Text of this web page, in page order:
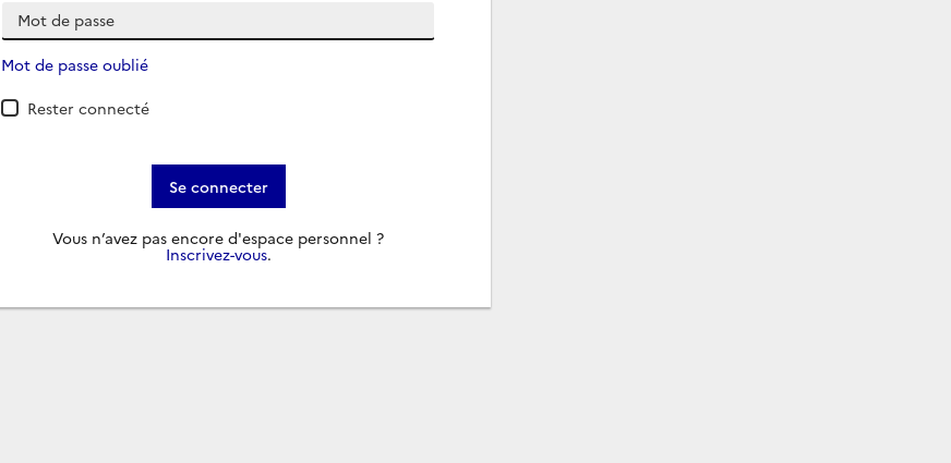
Mot de passe oublié
Rester connecté
Se connecter
Vous n’avez pas encore d'espace personnel ?
Inscrivez-vous.